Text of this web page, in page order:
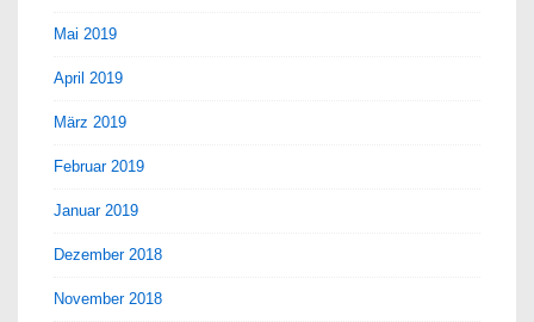
Mai 2019
April 2019
März 2019
Februar 2019
Januar 2019
Dezember 2018
November 2018